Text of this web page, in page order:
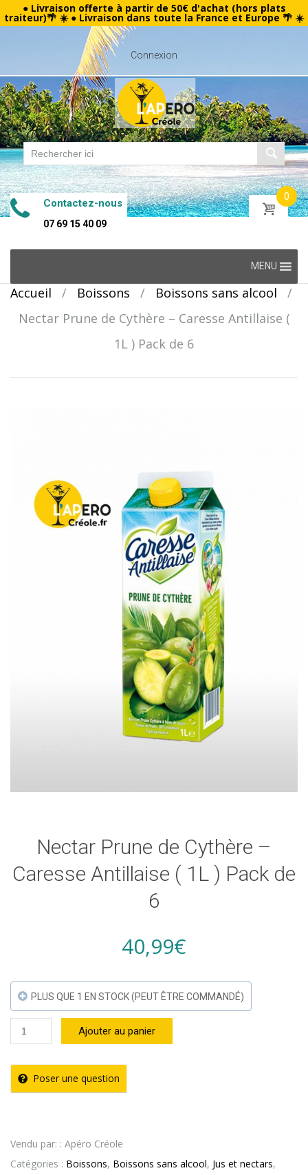
● Livraison offerte à partir de 50€ d'achat (hors plats
traiteur)🌴 ☀️ ● Livraison dans toute la France et Europe 🌴 ☀️
Connexion
Contactez-nous
07 69 15 40 09
0
content
MENU
Accueil / Boissons / Boissons sans alcool
/
Nectar Prune de Cythère – Caresse Antillaise (
1L ) Pack de 6
Nectar Prune de Cythère –
Caresse Antillaise ( 1L ) Pack de
6
40,99€
PLUS QUE 1 EN STOCK (PEUT ÊTRE COMMANDÉ)
quantité
de
Nectar
Prune
–
Caresse
Ajouter au panier
Poser une question
Vendu par: : Apéro Créole
Catégories : Boissons, Boissons sans alcool, Jus et nectars,